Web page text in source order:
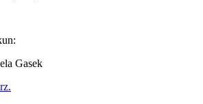
Gasek